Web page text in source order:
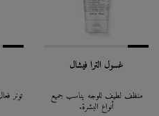
غسول الترا فيشال
منظف لطيف للوجه يناسب جميع
أنواع البشرة.
تونر